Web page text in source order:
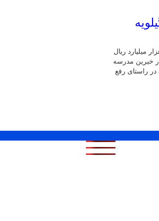
میلیارد ریال
خیرین مدرسه
در راستای رفع